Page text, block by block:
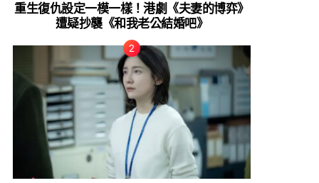
重生復仇設定一模一樣！港劇《夫妻的博弈》
遭疑抄襲《和我老公結婚吧》